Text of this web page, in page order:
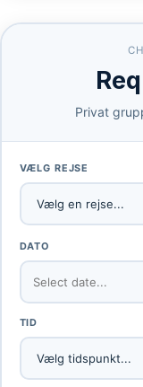
Privat
VÆLG REJSE
DATO
TID